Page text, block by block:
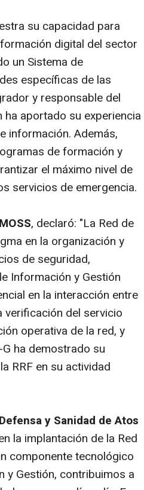
su capacidad para
digital del sector
un Sistema de
específicas de las
y responsable del
aportado su experiencia
información. Además,
de formación y
el máximo nivel de
servicios de emergencia.
, declaró: "La Red de
en la organización y
de seguridad,
Información y Gestión
en la interacción entre
verificación del servicio
operativa de la red, y
ha demostrado su
RRF en su actividad
y Sanidad de Atos
la implantación de la Red
componente tecnológico
y Gestión, contribuimos a